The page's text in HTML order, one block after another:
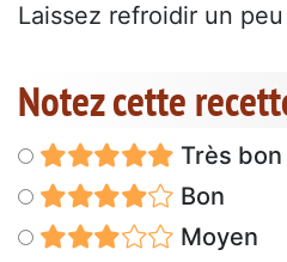
Laissez refroidir un
Notez cette
Très bon
Bon
Moyen